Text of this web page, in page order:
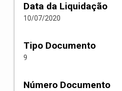
Data da Liquidação
10/07/2020
Tipo Documento
9
Número Documento